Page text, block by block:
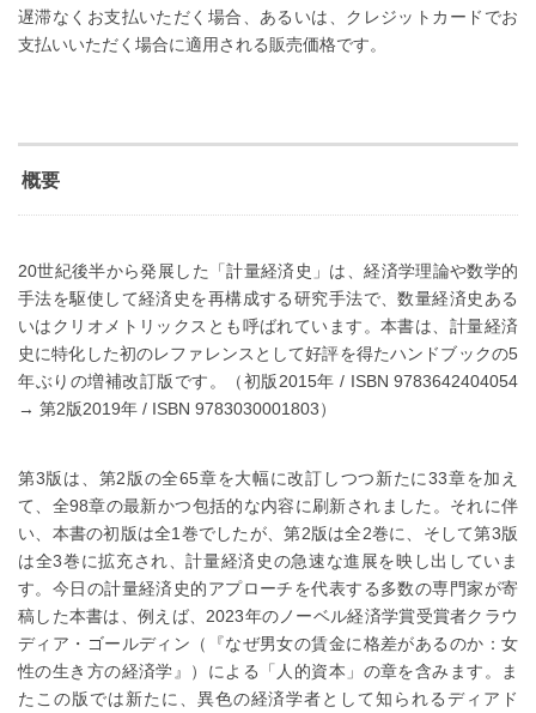
遅滞なくお支払いただく場合、あるいは、クレジットカードでお
支払いいただく場合に適用される販売価格です。
概要
20世紀後半から発展した「計量経済史」は、経済学理論や数学的
手法を駆使して経済史を再構成する研究手法で、数量経済史ある
いはクリオメトリックスとも呼ばれています。本書は、計量経済
史に特化した初のレファレンスとして好評を得たハンドブックの5
年ぶりの増補改訂版です。（初版2015年 / ISBN 9783642404054
→ 第2版2019年 / ISBN 9783030001803）
第3版は、第2版の全65章を大幅に改訂しつつ新たに33章を加え
て、全98章の最新かつ包括的な内容に刷新されました。それに伴
い、本書の初版は全1巻でしたが、第2版は全2巻に、そして第3版
は全3巻に拡充され、計量経済史の急速な進展を映し出していま
す。今日の計量経済史的アプローチを代表する多数の専門家が寄
稿した本書は、例えば、2023年のノーベル経済学賞受賞者クラウ
ディア・ゴールディン（『なぜ男女の賃金に格差があるのか：女
性の生き方の経済学』）による「人的資本」の章を含みます。ま
たこの版では新たに、異色の経済学者として知られるディアド